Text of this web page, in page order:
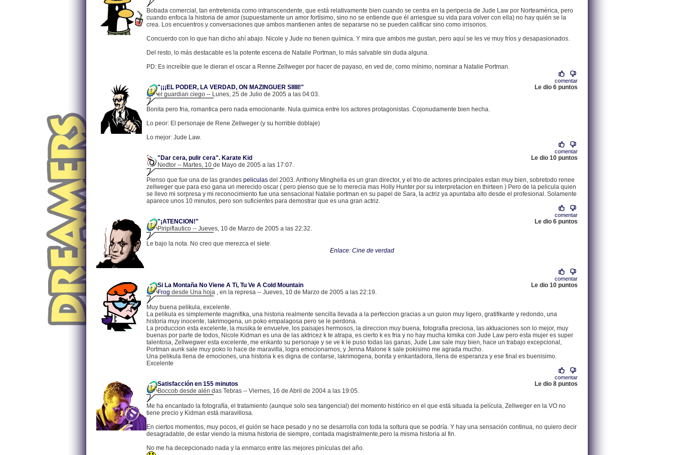
Bobada comercial, tan entretenida como intranscendente, que está relativamente bien cuando se centra en la peripecia de Jude Law por Norteamérica, pero
cuando enfoca la historia de amor (supuestamente un amor fortísimo, sino no se entiende que él arriesgue su vida para volver con ella) no hay quién se la
crea. Los encuentros y conversaciones que ambos mantienen antes de separarse no se pueden calificar sino como irrisorios.
Concuerdo con lo que han dicho ahí abajo. Nicole y Jude no tienen química. Y mira que ambos me gustan, pero aquí se les ve muy fríos y desapasionados.
Del resto, lo más destacable es la potente escena de Natalie Portman, lo más salvable sin duda alguna.
PD: Es increíble que le dieran el oscar a Renne Zellweger por hacer de payaso, en ved de, como mínimo, nominar a Natalie Portman.
comentar
"¡¡¡EL PODER, LA VERDAD, ON MAZINGUER SIIIII!"
Le dio 6 puntos
el guardian ciego -- Lunes, 25 de Julio de 2005 a las 04:03.
Bonita pero fria, romantica pero nada emocionante. Nula quimica entre los actores protagonistas. Cojonudamente bien hecha.
Lo peor: El personaje de Rene Zellweger (y su horrible doblaje)
Lo mejor: Jude Law.
comentar
"Dar cera, pulir cera". Karate Kid
Le dio 10 puntos
Nedtor -- Martes, 10 de Mayo de 2005 a las 17:07.
Pienso que fue una de las grandes peliculas del 2003. Anthony Minghella es un gran director, y el trio de actores principales estan muy bien, sobretodo renee
zellweger que para eso gana un merecido oscar ( pero pienso que se lo merecia mas Holly Hunter por su interpretacion en thirteen ) Pero de la pelicula quien
se llevo mi sorpresa y mi reconocimiento fue una sensacional Natalie portman en su papel de Sara, la actriz ya apuntaba alto desde el profesional. Solamente
aparece unos 10 minutos, pero son suficientes para demostrar que es una gran actriz.
comentar
"¡ATENCION!"
Le dio 6 puntos
Piripiflautico -- Jueves, 10 de Marzo de 2005 a las 22:32.
Le bajo la nota. No creo que merezca el siete.
Enlace: Cine de verdad
comentar
Si La Montaña No Viene A Ti, Tu Ve A Cold Mountain
Le dio 10 puntos
Frog desde Una hoja , en la represa -- Jueves, 10 de Marzo de 2005 a las 22:19.
Muy buena pelikula, excelente.
La pelikula es simplemente magnifika, una historia realmente sencilla llevada a la perfeccion gracias a un guion muy ligero, gratifikante y redondo, una
historia muy inocente, lakrimogena, un poko empalagosa pero se le perdona.
La produccion esta excelente, la musika te envuelve, los paisajes hermosos, la direccion muy buena, fotografia preciosa, las aktuaciones son lo mejor, muy
buenas por parte de todos, Nicole Kidman es una de las aktricez k te atrapa, es cierto k es fria y no hay mucha kimika con Jude Law pero esta mujer es super
talentosa, Zellwegwer esta excelente, me enkanto su personaje y se ve k le puso todas las ganas, Jude Law sale muy bien, hace un trabajo excepcional,
Portman aunk sale muy poko lo hace de maravilla, logra emocionarnos, y Jenna Malone k sale pokisimo me agrada mucho.
Una pelikula llena de emociones, una historia k es digna de contarse, lakrimogena, bonita y enkantadora, llena de esperanza y ese final es buenisimo.
Excelente
comentar
Satisfacción en 155 minutos
Le dio 8 puntos
Boccob desde alén das Tebras -- Viernes, 16 de Abril de 2004 a las 19:05.
Me ha encantado la fotografía, el tratamiento (aunque solo sea tangencial) del momento histórico en el que está situada la película, Zellweger en la VO no
tiene precio y Kidman está maravillosa.
En ciertos momentos, muy pocos, el guión se hace pesado y no se desarrolla con toda la soltura que se podría. Y hay una sensación continua, no quiero decir
desagradable, de estar viendo la misma historia de siempre, contada magistralmente,pero la misma historia al fin.
No me ha decepcionado nada y la enmarco entre las mejores pinículas del año.